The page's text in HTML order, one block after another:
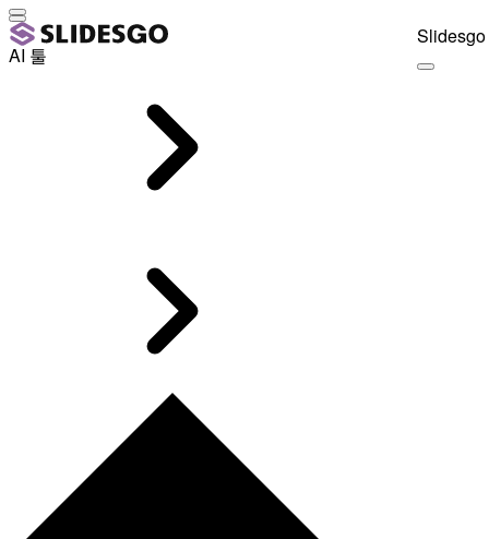
AI 툴